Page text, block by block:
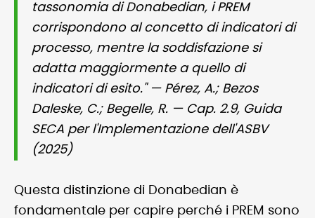
tassonomia di Donabedian, i PREM
corrispondono al concetto di indicatori di
processo, mentre la soddisfazione si
adatta maggiormente a quello di
indicatori di esito." — Pérez, A.; Bezos
Daleske, C.; Begelle, R. — Cap. 2.9, Guida
SECA per l'Implementazione dell'ASBV
(2025)
Questa distinzione di Donabedian è
fondamentale per capire perché i PREM sono